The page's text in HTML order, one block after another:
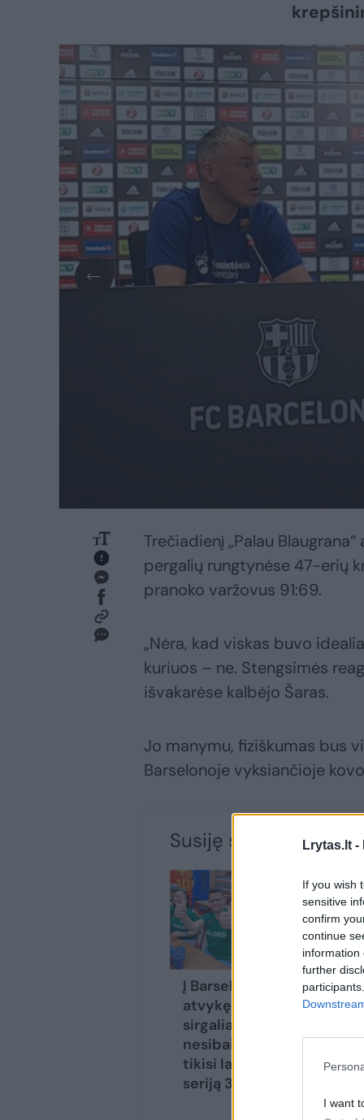
Lrytas.lt -
If you wish
sensitive
confirm
continue
information
further
I want
Trečiadienį „Palau
pergalių rungtynėse 47-erių
pranoko varžovus 91:69.
„Nėra, kad viskas buvo
kuriuos – ne. Stengsimės
išvakarėse kalbėjo Šaras.
Jo manymu, fiziškumas bus
Barselonoje vyksiančioje
Susiję straipsniai
Į Barseloną
atvykę „Žalgirio“
sirgaliai Šaro
nesibaimina:
tikisi laimėti
seriją 3:0